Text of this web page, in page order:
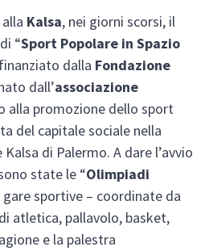
Kalsa, nei giorni scorsi, il
“Sport Popolare in Spazio
dalla Fondazione
dall’associazione
alla promozione dello sport
del capitale sociale nella
di Palermo. A dare l’avvio
state le “Olimpiadi
gare sportive – coordinate da
atletica, pallavolo, basket,
e la palestra